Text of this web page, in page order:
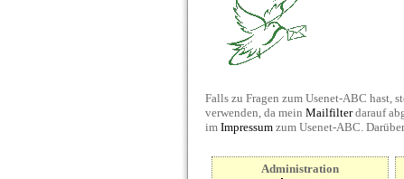
Falls zu Fragen zum Usenet-ABC hast,
verwenden, da mein Mailfilterdarauf
im Impressum zum Usenet-ABC.
Administration